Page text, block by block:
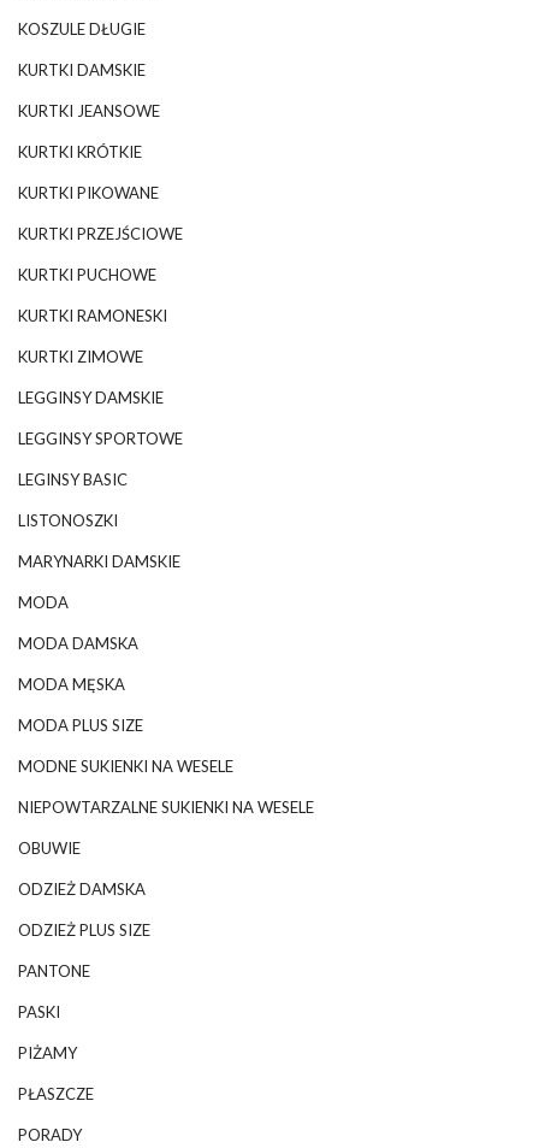
KOSZULE DŁUGIE
KURTKI DAMSKIE
KURTKI JEANSOWE
KURTKI KRÓTKIE
KURTKI PIKOWANE
KURTKI PRZEJŚCIOWE
KURTKI PUCHOWE
KURTKI RAMONESKI
KURTKI ZIMOWE
LEGGINSY DAMSKIE
LEGGINSY SPORTOWE
LEGINSY BASIC
LISTONOSZKI
MARYNARKI DAMSKIE
MODA
MODA DAMSKA
MODA MĘSKA
MODA PLUS SIZE
MODNE SUKIENKI NA WESELE
NIEPOWTARZALNE SUKIENKI NA WESELE
OBUWIE
ODZIEŻ DAMSKA
ODZIEŻ PLUS SIZE
PANTONE
PASKI
PIŻAMY
PŁASZCZE
PORADY